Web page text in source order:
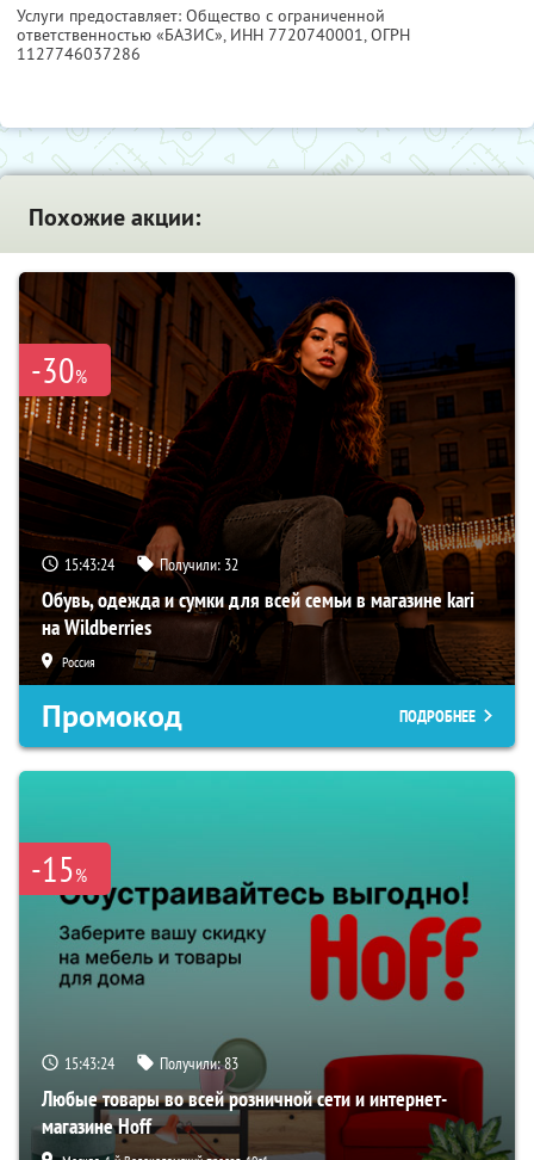
Услуги предоставляет: Общество с ограниченной
ответственностью «БАЗИС», ИНН 7720740001, ОГРН
1127746037286
Похожие акции:
-30%
15:43:23 Получили: 32
Обувь, одежда и сумки для всей семьи в магазине kari
на Wildberries
Россия
Промокод ПОДРОБНЕЕ
-15%
15:43:23 Получили:83
Любые товары во всей розничной сети и интернет-
магазине Hoff